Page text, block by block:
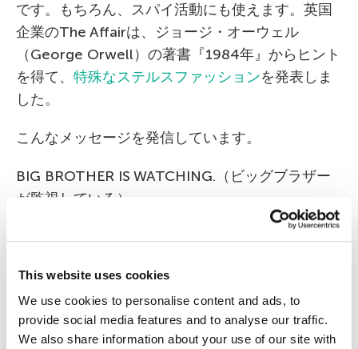
This website uses cookies
We use cookies to personalise content and ads, to
provide social media features and to analyse our traffic.
We also share information about your use of our site with
です。もちろん、スパイ活動にも使えます。英国
企業のThe Affairは、ジョージ・オーウェル
（George Orwell）の著書『1984年』からヒント
を得て、 特殊なステルスファッションを発表しま
した。
こんなメッセージを発信しています。
BIG BROTHER IS WATCHING.（ビッグブラザー
が監視している）
HACKERS ARE PROWLING.（ハッカーが徘徊して
It’s time to fight back with stealth fashion.（ステ
ルスファッションで反撃開始といこう）